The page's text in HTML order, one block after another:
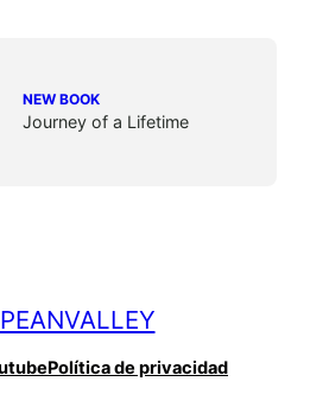
NEW BOOK
Journey of a Lifetime
Política de privacidad